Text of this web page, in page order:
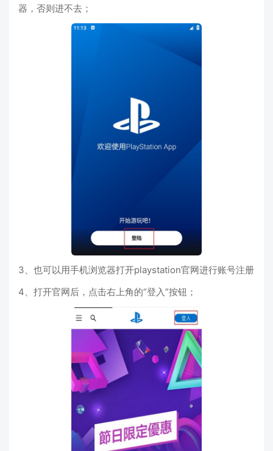
器，否则进不去；
3、也可以用手机浏览器打开playstation官网进行账号注册
4、打开官网后，点击右上角的“登入”按钮；